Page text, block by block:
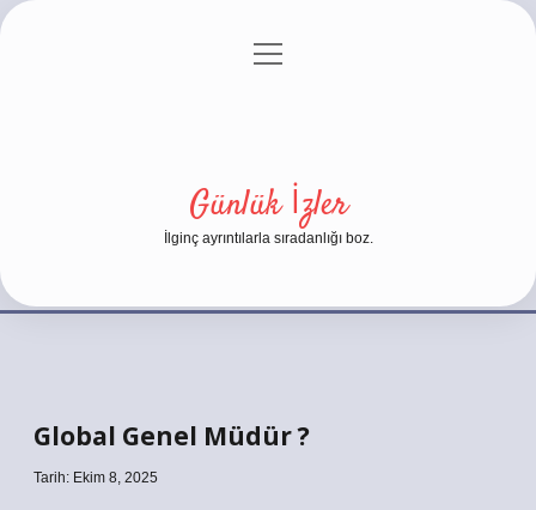
Gizlilik Politikası
menüyü
Günlük İzler
İlginç ayrıntılarla sıradanlığı boz.
Global Genel Müdür ?
Tarih: Ekim 8, 2025